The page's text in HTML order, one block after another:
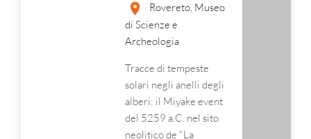
Rovereto, Museo
di Scienze e
Archeologia
Tracce di tempeste
solari negli anelli degli
alberi: il Miyake event
del 5259 a.C. nel sito
neolitico de "La